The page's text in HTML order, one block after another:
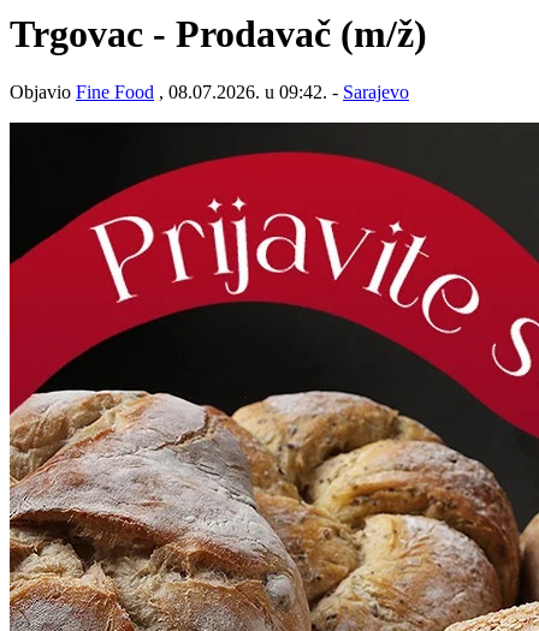
Trgovac - Prodavač (m/ž)
Objavio Fine Food , 08.07.2026. u 09:42. - Sarajevo